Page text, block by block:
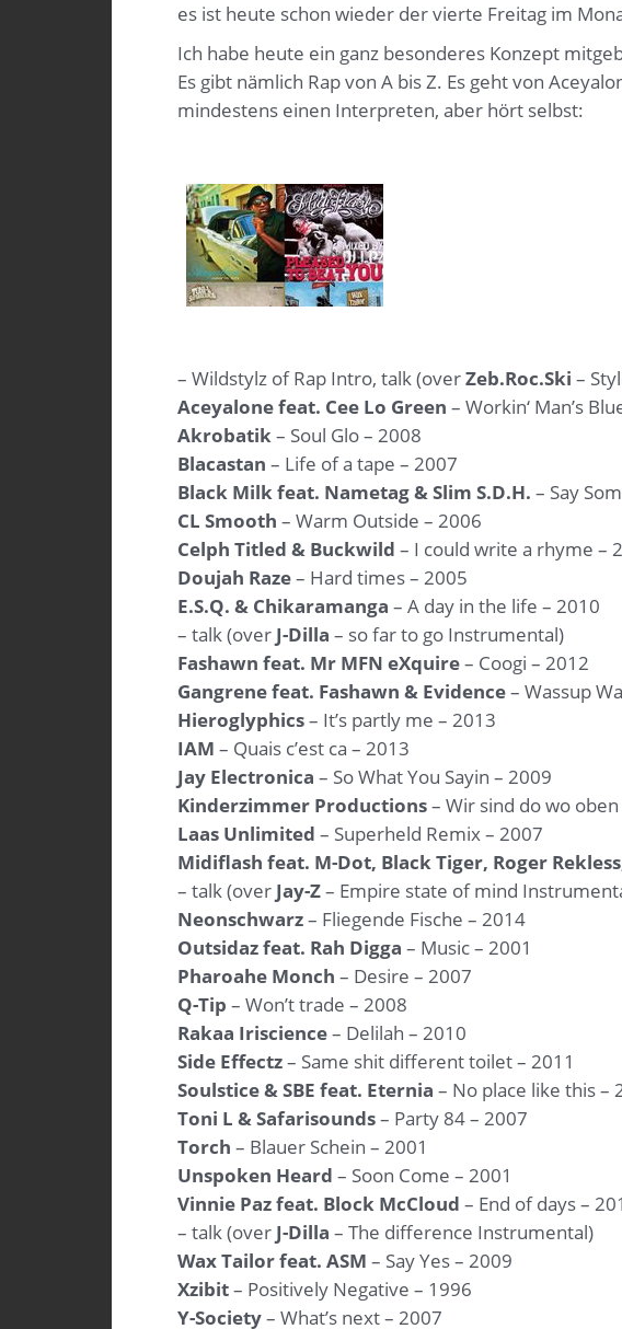
es ist heute schon wieder der vierte Freitag im
Ich habe heute ein ganz besonderes Konzept
Es gibt nämlich Rap von A bis Z. Es geht von
mindestens einen Interpreten, aber hört selbst:
– Wildstylz of Rap Intro, talk (overZeb.Roc.Ski –
Aceyalone feat. Cee Lo Green – Workin‘ Man’s
Akrobatik– Soul Glo – 2008
Blacastan – Life of a tape – 2007
Black Milk feat. Nametag & Slim S.D.H. – Say
CL Smooth – Warm Outside – 2006
Celph Titled & Buckwild – I could write a rhyme –
Doujah Raze– Hard times – 2005
E.S.Q. & Chikaramanga – A day in the life – 2010
– talk (over J-Dilla – so far to go Instrumental)
Fashawn feat. Mr MFN eXquire– Coogi – 2012
Gangrene feat. Fashawn & Evidence– Wassup
Hieroglyphics– It’s partly me – 2013
IAM – Quais c’est ca – 2013
Jay Electronica – So What You Sayin – 2009
Kinderzimmer Productions– Wir sind do wo
Laas Unlimited – Superheld Remix – 2007
Midiflash feat. M-Dot, Black Tiger, Roger
– talk (over Jay-Z– Empire state of mind
Neonschwarz– Fliegende Fische – 2014
Outsidaz feat. Rah Digga – Music – 2001
Pharoahe Monch – Desire – 2007
Q-Tip – Won’t trade – 2008
Rakaa Iriscience– Delilah – 2010
Side Effectz– Same shit different toilet – 2011
Soulstice & SBE feat. Eternia – No place like this –
Toni L & Safarisounds– Party 84 – 2007
Torch – Blauer Schein – 2001
Unspoken Heard – Soon Come – 2001
Vinnie Paz feat. Block McCloud – End of days –
– talk (over J-Dilla – The difference Instrumental)
Wax Tailor feat. ASM – Say Yes – 2009
Xzibit– Positively Negative – 1996
Y-Society– What’s next – 2007